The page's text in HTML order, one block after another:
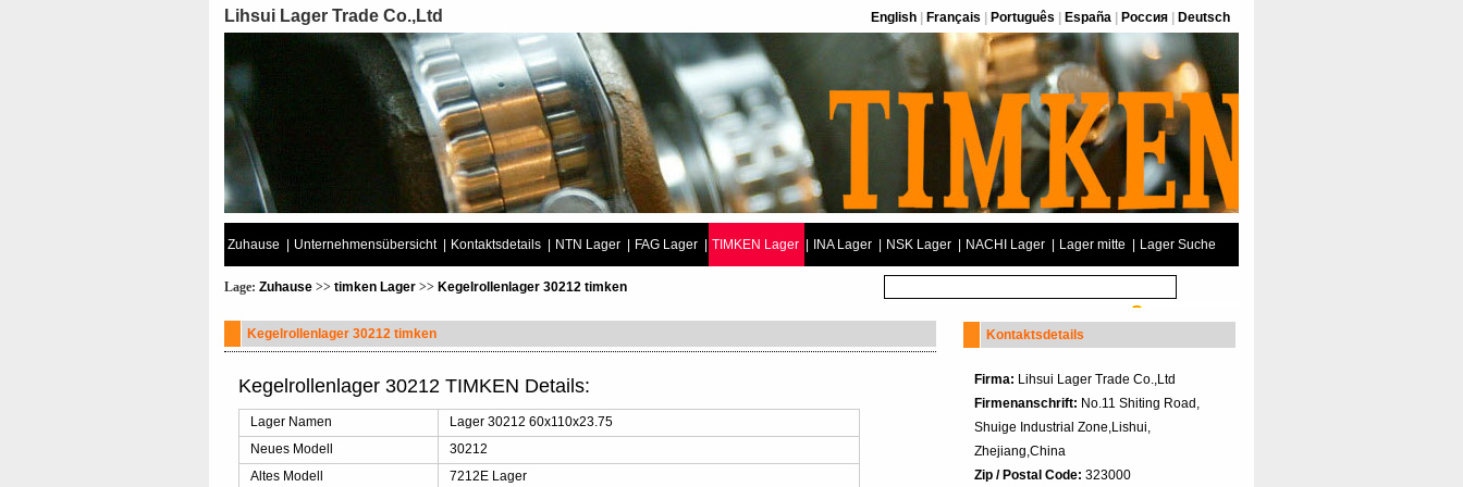
Lihsui Lager Trade Co.,Ltd English Français Português España Россия Deutsch
Zuhause Unternehmensübersicht Kontaktsdetails NTN Lager FAG Lager TIMKEN Lager INA Lager NSK Lager NACHI Lager Lager mitte Lager Suche
Lage: Zuhause >> timken Lager >> Kegelrollenlager 30212 timken
Kegelrollenlager 30212 timken
Kegelrollenlager 30212 TIMKEN Details:
Lager Namen
Lager 30212 60x110x23.75
Neues Modell
30212
Altes Modell
7212E Lager
Kontaktsdetails
Firma: Lihsui Lager Trade Co.,Ltd
Firmenanschrift: No.11 Shiting Road,
Shuige Industrial Zone,Lishui,
Zhejiang,China
Zip / Postal Code: 323000